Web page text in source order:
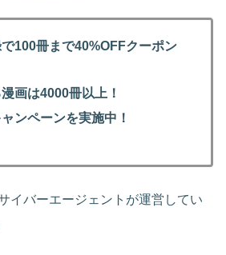
100冊まで40%OFFクーポン
画は4000冊以上！
ンペーンを実施中！
イバーエージェントが運営してい